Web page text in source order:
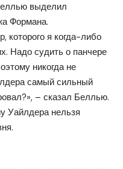
выделил
Формана.
я когда-либо
Надо судить о панчере
никогда не
самый сильный
– сказал Беллью.
Уайлдера нельзя